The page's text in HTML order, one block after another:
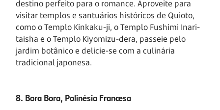
destino perfeito para o romance. Aproveite para
visitar templos e santuários históricos de Quioto,
como o Templo Kinkaku-ji, o Templo Fushimi Inari-
taisha e o Templo Kiyomizu-dera, passeie pelo
jardim botânico e delicie-se com a culinária
tradicional japonesa.
8. Bora Bora, Polinésia Francesa